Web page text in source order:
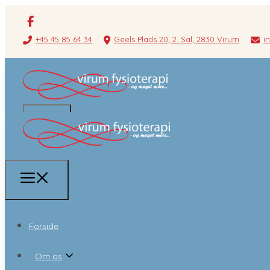
+45 45 85 64 34 Geels Plads 20, 2. Sal, 2830 Virum
Om os
Forside
Om os